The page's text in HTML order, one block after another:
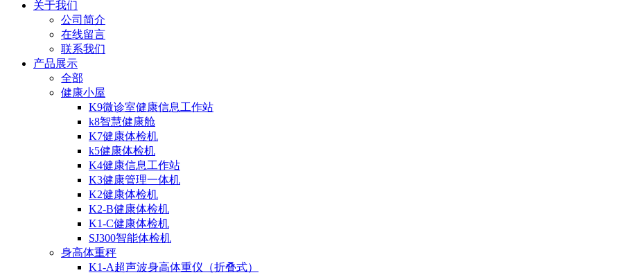
关于我们
公司简介
在线留言
联系我们
产品展示
全部
健康小屋
K9微诊室健康信息工作站
k8智慧健康舱
K7健康体检机
k5健康体检机
K4健康信息工作站
K3健康管理一体机
K2健康体检机
K2-B健康体检机
K1-C健康体检机
SJ300智能体检机
身高体重秤
K1-A超声波身高体重仪（折叠式）